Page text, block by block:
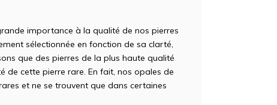
importance à la qualité de nos pierres
sélectionnée en fonction de sa clarté,
que des pierres de la plus haute qualité
de cette pierre rare. En fait, nos opales de
et ne se trouvent que dans certaines